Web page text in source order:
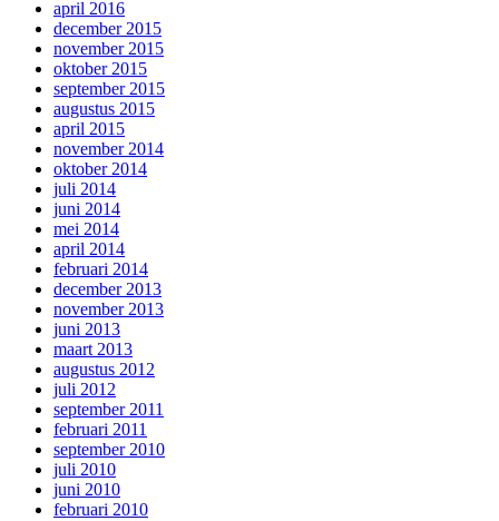
april 2016
december 2015
november 2015
oktober 2015
september 2015
augustus 2015
april 2015
november 2014
oktober 2014
juli 2014
juni 2014
mei 2014
april 2014
februari 2014
december 2013
november 2013
juni 2013
maart 2013
augustus 2012
juli 2012
september 2011
februari 2011
september 2010
juli 2010
juni 2010
februari 2010